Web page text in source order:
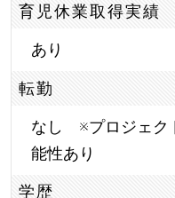
育児休業取得実績
あり
転勤
なし ※プロジェク
能性あり
学歴